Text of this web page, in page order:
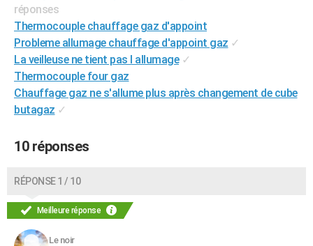
réponses
Thermocouple chauffage gaz d'appoint
Probleme allumage chauffage d'appoint gaz ✓
La veilleuse ne tient pas l allumage ✓
Thermocouple four gaz
Chauffage gaz ne s'allume plus après changement de cube
butagaz ✓
10 réponses
RÉPONSE 1 / 10
Meilleure réponse
Le noir